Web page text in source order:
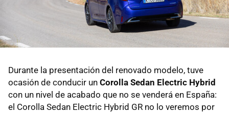
Durante la presentación del renovado modelo, tuve
ocasión de conducir un Corolla Sedan Electric Hybrid
con un nivel de acabado que no se venderá en España:
el Corolla Sedan Electric Hybrid GR no lo veremos por